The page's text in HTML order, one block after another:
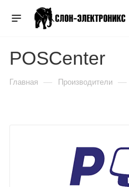
POSCenter
Главная — Производители —